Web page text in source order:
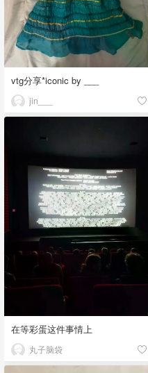
vtg分享*iconic by ___
jin___
在等彩蛋这件事情上
丸子脑袋